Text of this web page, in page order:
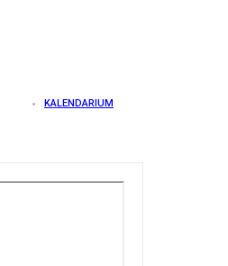
KALENDARIUM